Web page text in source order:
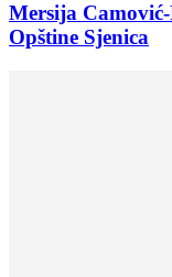
Mersija
Opštine Sjenica